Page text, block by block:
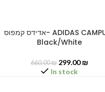
OPTIONS
אדידס קמפוס- ADIDAS CAMPUSE
Black/White
660.00₪ 299.00₪
In stock